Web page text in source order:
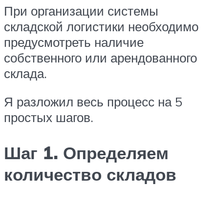
При организации системы
складской логистики необходимо
предусмотреть наличие
собственного или арендованного
склада.
Я разложил весь процесс на 5
простых шагов.
Шаг 1. Определяем
количество складов